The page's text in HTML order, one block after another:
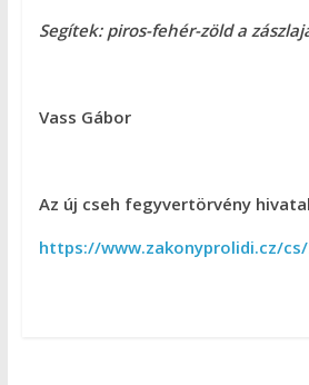
Segítek: piros-fehér-zöld a
Vass Gábor
Az új cseh fegyvertörvény
https://www.zakonyprolidi.cz/